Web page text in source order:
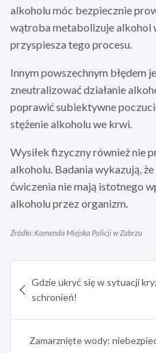
alkoholu móc bezpiecznie
wątroba metabolizuje alkohol
przyspiesza tego procesu.
Innym powszechnym błędem
zneutralizować działanie
poprawić subiektywne
stężenie alkoholu we krwi.
Wysiłek fizyczny również nie
alkoholu. Badania wykazują,
ćwiczenia nie mają istotnego
alkoholu przez organizm.
Źródło: Komenda Miejska Policji w Zabrzu
wpisu
Gdzie ukryć się w sytuacji
schronień!
Zamarznięte wody: